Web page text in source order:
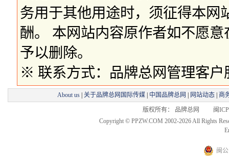
务用于其他用途时，须征得本网
酬。 本网站内容原作者如不愿
予以删除。
※ 联系方式：品牌总网管理客户
About us 关于品牌总网国际传媒 中国品牌总网 网站动态 商
版权所有： 品牌总网 闽ICP
Copyright © PPZW.COM 2002-2026 All Rights
闽